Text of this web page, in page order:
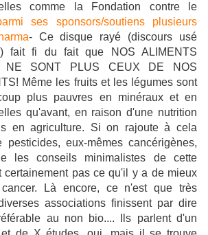
comme la Fondation contre le
ses sponsors/soutiens plusieurs
- Ce disque rayé (discours usé
fait fi du fait que NOS ALIMENTS
NE SONT PLUS CEUX DE NOS
Même les fruits et les légumes sont
plus pauvres en minéraux et en
qu'avant, en raison d'une nutrition
en agriculture. Si on rajoute à cela
pesticides, eux-mêmes cancérigènes,
les conseils minimalistes de cette
certainement pas ce qu'il y a de mieux
Là encore, ce n'est que très
associations finissent par dire
au non bio.... Ils parlent d'un